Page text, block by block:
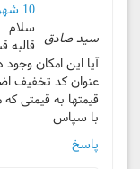
سید صادق
10 شهریور 1391 در 1:46 ب.ظ
سلام
قالبه
عنوان کد تخفیف
قیمتها به قیمتی
با سپاس
پاسخ